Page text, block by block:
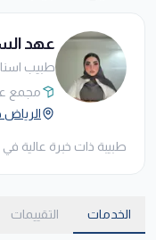
عهد
طبيب
مجمع
الرياض
طبيبة ذات خبرة عالية
الخدمات التقييمات